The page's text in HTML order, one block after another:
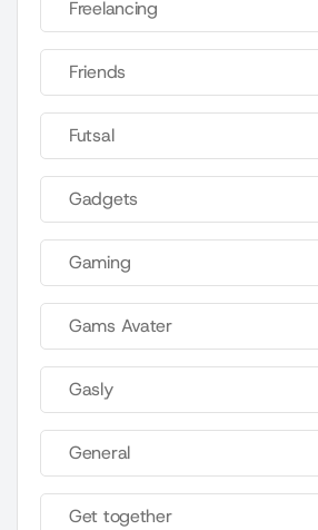
Freelancing
Friends
Futsal
Gadgets
Gaming
Gams Avater
Gasly
General
Get together